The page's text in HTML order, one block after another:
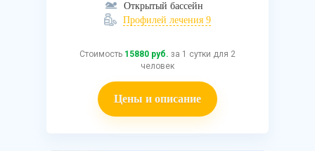
Открытый бассейн
Профилей лечения 9
Стоимость 15880 руб. за 1 сутки для 2
человек
Цены и описание